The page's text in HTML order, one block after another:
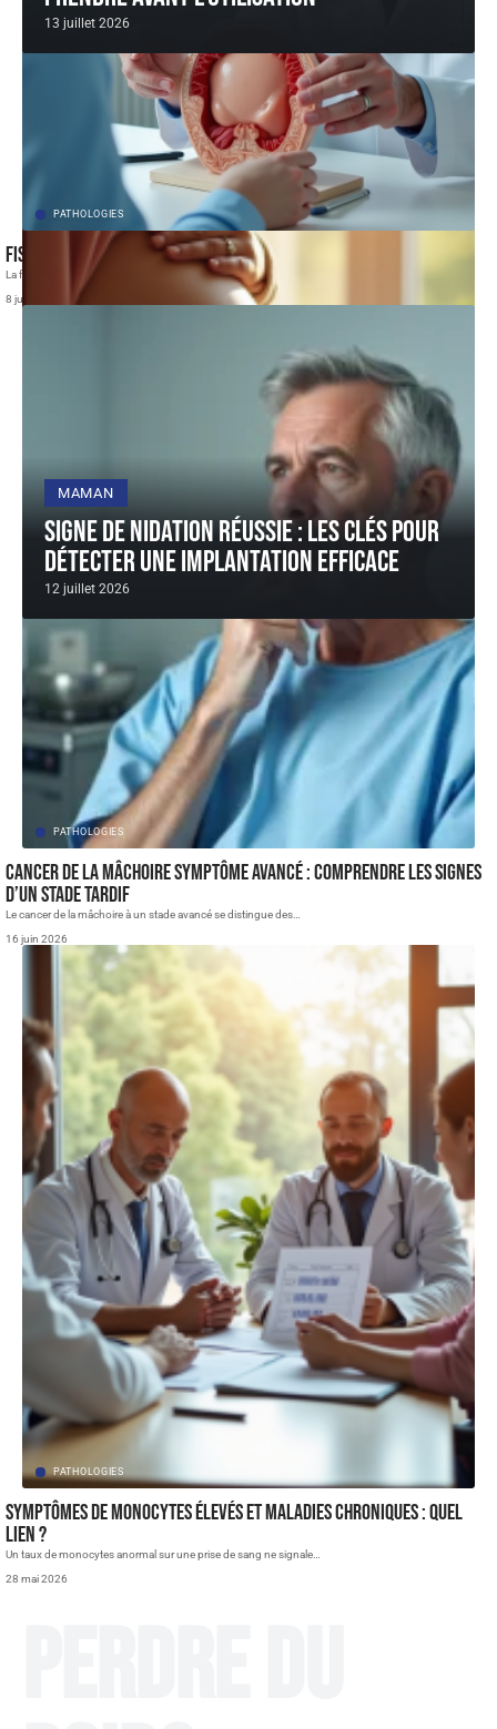
13 juillet 2026
MAMAN
Signe de nidation réussie : les clés pour
détecter une implantation efficace
12 juillet 2026
PATHOLOGIES
Fistule de la vessie : conséquences et traitements possibles
La fistule de la vessie, une communication anormale entre la vessie et
8 juillet 2026
PATHOLOGIES
Cancer de la mâchoire symptôme avancé : comprendre les signes
d’un stade tardif
Le cancer de la mâchoire à un stade avancé se distingue des
16 juin 2026
PATHOLOGIES
Symptômes de monocytes élevés et maladies chroniques : quel
lien ?
Un taux de monocytes anormal sur une prise de sang ne signale
28 mai 2026